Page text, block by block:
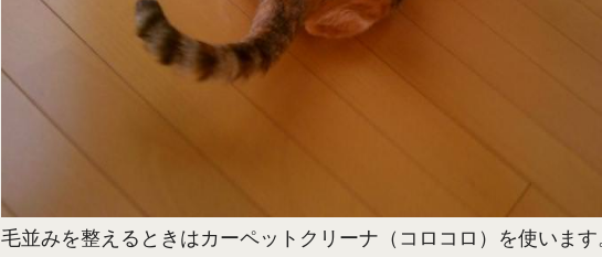
毛並みを整えるときはカーペットクリーナ（コロコロ）を使いま